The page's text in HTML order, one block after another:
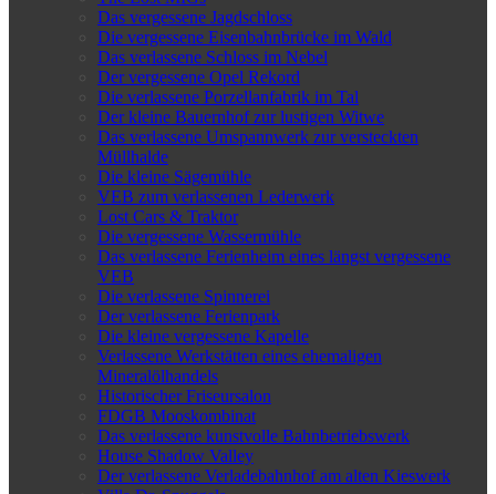
Das vergessene Jagdschloss
Die vergessene Eisenbahnbrücke im Wald
Das verlassene Schloss im Nebel
Der vergessene Opel Rekord
Die verlassene Porzellanfabrik im Tal
Der kleine Bauernhof zur lustigen Witwe
Das verlassene Umspannwerk zur versteckten
Müllhalde
Die kleine Sägemühle
VEB zum verlassenen Lederwerk
Lost Cars & Traktor
Die vergessene Wassermühle
Das verlassene Ferienheim eines längst vergessene
VEB
Die verlassene Spinnerei
Der verlassene Ferienpark
Die kleine vergessene Kapelle
Verlassene Werkstätten eines ehemaligen
Mineralölhandels
Historischer Friseursalon
FDGB Mooskombinat
Das verlassene kunstvolle Bahnbetriebswerk
House Shadow Valley
Der verlassene Verladebahnhof am alten Kieswerk